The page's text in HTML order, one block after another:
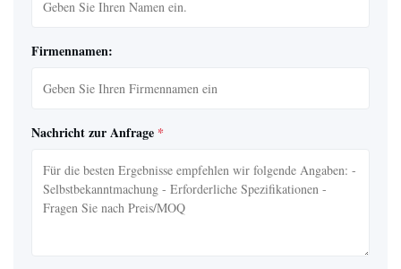
Firmennamen:
Nachricht zur Anfrage *